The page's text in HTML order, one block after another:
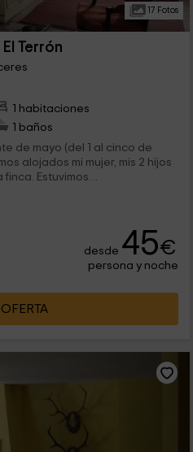
17 Fotos
Terrón
1 habitaciones
1 baños
de mayo (del 1 al cinco de
alojados mi mujer, mis 2 hijos
Estuvimos
tenemos en psique regresar en
que llevan la finca son
dieron un bonito camino por
arbóreas, caballos,
desde 45€
persona y noche